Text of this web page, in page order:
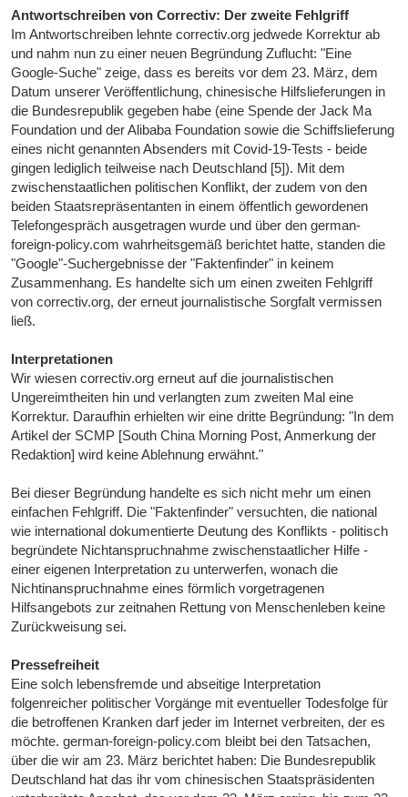
Antwortschreiben von Correctiv: Der zweite Fehlgriff
Im Antwortschreiben lehnte correctiv.org jedwede Korrektur ab
und nahm nun zu einer neuen Begründung Zuflucht: "Eine
Google-Suche" zeige, dass es bereits vor dem 23. März, dem
Datum unserer Veröffentlichung, chinesische Hilfslieferungen in
die Bundesrepublik gegeben habe (eine Spende der Jack Ma
Foundation und der Alibaba Foundation sowie die Schiffslieferung
eines nicht genannten Absenders mit Covid-19-Tests - beide
gingen lediglich teilweise nach Deutschland [5]). Mit dem
zwischenstaatlichen politischen Konflikt, der zudem von den
beiden Staatsrepräsentanten in einem öffentlich gewordenen
Telefongespräch ausgetragen wurde und über den german-
foreign-policy.com wahrheitsgemäß berichtet hatte, standen die
"Google"-Suchergebnisse der "Faktenfinder" in keinem
Zusammenhang. Es handelte sich um einen zweiten Fehlgriff
von correctiv.org, der erneut journalistische Sorgfalt vermissen
ließ.
Interpretationen
Wir wiesen correctiv.org erneut auf die journalistischen
Ungereimtheiten hin und verlangten zum zweiten Mal eine
Korrektur. Daraufhin erhielten wir eine dritte Begründung: "In dem
Artikel der SCMP [South China Morning Post, Anmerkung der
Redaktion] wird keine Ablehnung erwähnt."
Bei dieser Begründung handelte es sich nicht mehr um einen
einfachen Fehlgriff. Die "Faktenfinder" versuchten, die national
wie international dokumentierte Deutung des Konflikts - politisch
begründete Nichtanspruchnahme zwischenstaatlicher Hilfe -
einer eigenen Interpretation zu unterwerfen, wonach die
Nichtinanspruchnahme eines förmlich vorgetragenen
Hilfsangebots zur zeitnahen Rettung von Menschenleben keine
Zurückweisung sei.
Pressefreiheit
Eine solch lebensfremde und abseitige Interpretation
folgenreicher politischer Vorgänge mit eventueller Todesfolge für
die betroffenen Kranken darf jeder im Internet verbreiten, der es
möchte. german-foreign-policy.com bleibt bei den Tatsachen,
über die wir am 23. März berichtet haben: Die Bundesrepublik
Deutschland hat das ihr vom chinesischen Staatspräsidenten